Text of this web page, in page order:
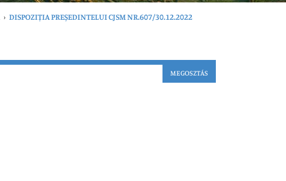
› DISPOZIȚIA PREȘEDINTELUI CJSM NR.607/30.12.2022
MEGOSZTÁS